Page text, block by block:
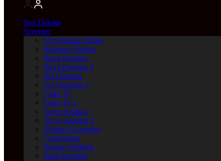
Son Dakika
Servisler
Vizyondaki Filmler
Haftanin Filmleri
Hava Durumu
Hava Durumu 2
Yol Durumu
Yol Durumu 2
Canlı Tv
Canlı Tv 2
Yayın Akışları
Yayın Akışları 2
Nöbetçi Eczaneler
Canlı Borsa
Namaz Vakitleri
Puan Durumu